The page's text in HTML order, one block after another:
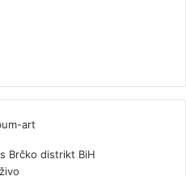
Brčko distrikt BiH